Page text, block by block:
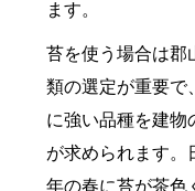
ます。
苔を使う場合は
類の選定が重要で
に強い品種を建
が求められます
年の春に苔が茶色